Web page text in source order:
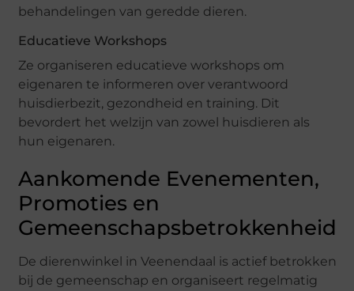
behandelingen van geredde dieren.
Educatieve Workshops
Ze organiseren educatieve workshops om
eigenaren te informeren over verantwoord
huisdierbezit, gezondheid en training. Dit
bevordert het welzijn van zowel huisdieren als
hun eigenaren.
Aankomende Evenementen,
Promoties en
Gemeenschapsbetrokkenheid
De dierenwinkel in Veenendaal is actief betrokken
bij de gemeenschap en organiseert regelmatig